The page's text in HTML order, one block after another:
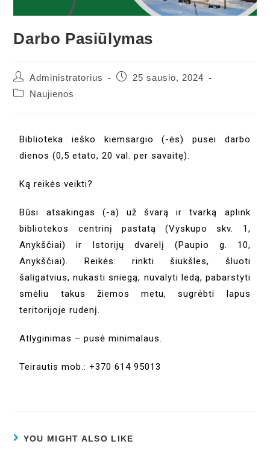
Darbo Pasiūlymas
Administratorius
25 sausio, 2024
Naujienos
Biblioteka ieško kiemsargio (-ės) pusei darbo
dienos (0,5 etato, 20 val. per savaitę).
Ką reikės veikti?
Būsi atsakingas (-a) už švarą ir tvarką aplink
bibliotekos centrinį pastatą (Vyskupo skv. 1,
Anykščiai) ir Istorijų dvarelį (Paupio g. 10,
Anykščiai). Reikės: rinkti šiukšles, šluoti
šaligatvius, nukasti sniegą, nuvalyti ledą, pabarstyti
smėliu takus žiemos metu, sugrėbti lapus
teritorijoje rudenį.
Atlyginimas – pusė minimalaus.
Teirautis mob.: +370 614 95013
YOU MIGHT ALSO LIKE